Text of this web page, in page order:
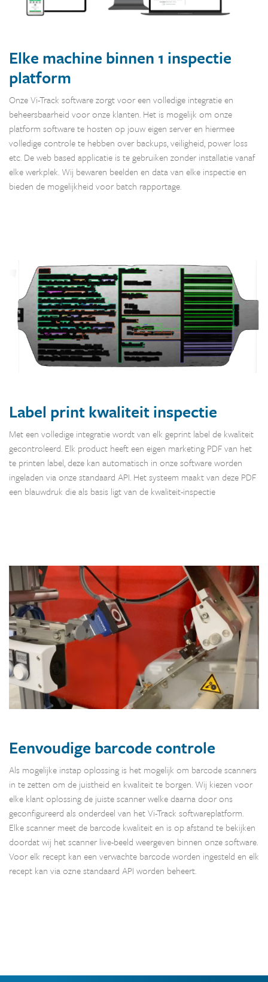
Elke machine binnen 1 inspectie
platform
Onze Vi-Track software zorgt voor een volledige integratie en
beheersbaarheid voor onze klanten. Het is mogelijk om onze
platform software te hosten op jouw eigen server en hiermee
volledige controle te hebben over backups, veiligheid, power loss
etc. De web based applicatie is te gebruiken zonder installatie vanaf
elke werkplek. Wij bewaren beelden en data van elke inspectie en
bieden de mogelijkheid voor batch rapportage.
Label print kwaliteit inspectie
Met een volledige integratie wordt van elk geprint label de kwaliteit
gecontroleerd. Elk product heeft een eigen marketing PDF van het
te printen label, deze kan automatisch in onze software worden
ingeladen via onze standaard API. Het systeem maakt van deze PDF
een blauwdruk die als basis ligt van de kwaliteit-inspectie
Eenvoudige barcode controle
Als mogelijke instap oplossing is het mogelijk om barcode scanners
in te zetten om de juistheid en kwaliteit te borgen. Wij kiezen voor
elke klant oplossing de juiste scanner welke daarna door ons
geconfigureerd als onderdeel van het Vi-Track softwareplatform.
Elke scanner meet de barcode kwaliteit en is op afstand te bekijken
doordat wij het scanner live-beeld weergeven binnen onze software.
Voor elk recept kan een verwachte barcode worden ingesteld en elk
recept kan via ozne standaard API worden beheert.